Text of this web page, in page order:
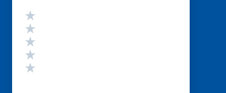
Valutazione